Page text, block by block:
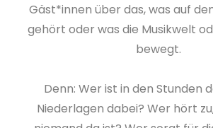
Gäst*innen über das, was auf
gehört oder was die Musikwelt
bewegt.
Denn: Wer ist in den Stunden
Niederlagen dabei? Wer hört